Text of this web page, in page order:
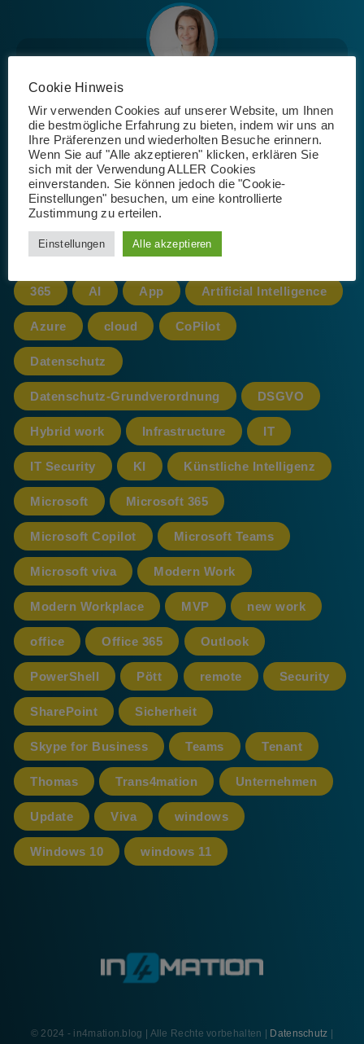
Schlagwörter
365 AI App Artificial Intelligence
Azure cloud CoPilot
Datenschutz
Datenschutz-Grundverordnung DSGVO
Hybrid work Infrastructure IT
IT Security KI Künstliche Intelligenz
Microsoft Microsoft 365
Microsoft Copilot Microsoft Teams
Microsoft viva Modern Work
Modern Workplace MVP new work
office Office 365 Outlook
PowerShell Pött remote Security
SharePoint Sicherheit
Skype for Business Teams Tenant
Thomas Trans4mation Unternehmen
Update Viva windows
Windows 10 windows 11
© 2024 - in4mation.blog | Alle Rechte vorbehalten | Datenschutz
Cookie Hinweis
Wir verwenden Cookies auf unserer Website, um Ihnen
die bestmögliche Erfahrung zu bieten, indem wir uns an
Ihre Präferenzen und wiederholten Besuche erinnern.
Wenn Sie auf "Alle akzeptieren" klicken, erklären Sie
sich mit der Verwendung ALLER Cookies
einverstanden. Sie können jedoch die "Cookie-
Einstellungen" besuchen, um eine kontrollierte
Zustimmung zu erteilen.
Einstellungen Alle akzeptieren